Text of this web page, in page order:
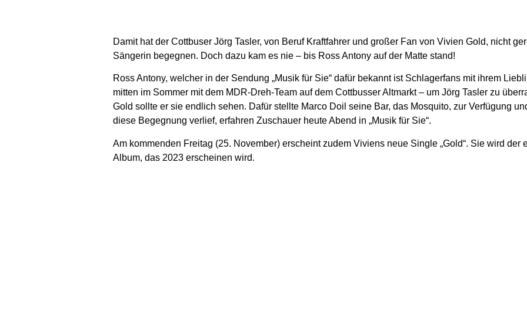
Damit hat der Cottbuser Jörg Tasler, von Beruf Kraftfahrer und großer Fan von Vivien Gold, nicht
Sängerin begegnen. Doch dazu kam es nie – bis Ross Antony auf der Matte stand!
Ross Antony, welcher in der Sendung „Musik für Sie“ dafür bekannt ist Schlagerfans mit ihrem
mitten im Sommer mit dem MDR-Dreh-Team auf dem Cottbusser Altmarkt – um Jörg Tasler zu
Gold sollte er sie endlich sehen. Dafür stellte Marco Doil seine Bar, das Mosquito, zur Verfügung
diese Begegnung verlief, erfahren Zuschauer heute Abend in „Musik für Sie“.
Am kommenden Freitag (25. November) erscheint zudem Viviens neue Single „Gold“. Sie wird der
Album, das 2023 erscheinen wird.